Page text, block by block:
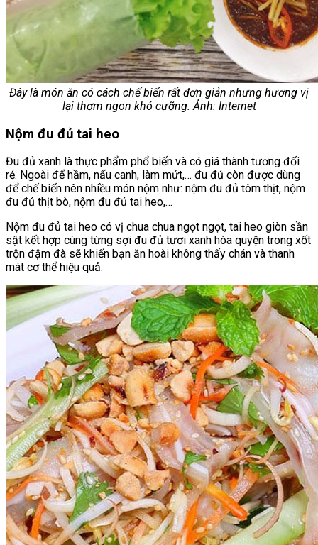
Đây là món ăn có cách chế biến rất đơn giản nhưng hương vị
lại thơm ngon khó cưỡng. Ảnh: Internet
Nộm đu đủ tai heo
Đu đủ xanh là thực phẩm phổ biến và có giá thành tương đối
rẻ. Ngoài để hầm, nấu canh, làm mứt,… đu đủ còn được dùng
để chế biến nên nhiều món nộm như: nộm đu đủ tôm thịt, nộm
đu đủ thịt bò, nộm đu đủ tai heo,…
Nộm đu đủ tai heo có vị chua chua ngọt ngọt, tai heo giòn sần
sật kết hợp cùng từng sợi đu đủ tươi xanh hòa quyện trong xốt
trộn đậm đà sẽ khiến bạn ăn hoài không thấy chán và thanh
mát cơ thể hiệu quả.